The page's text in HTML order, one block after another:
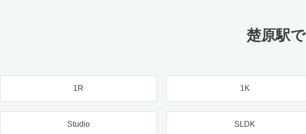
楚原駅
1R 1K
Studio SLDK